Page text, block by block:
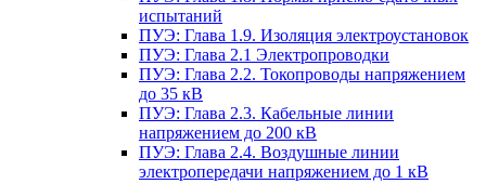
испытаний
ПУЭ: Глава 1.9. Изоляция электроустановок
ПУЭ: Глава 2.1 Электропроводки
ПУЭ: Глава 2.2. Токопроводы напряжением
до 35 кВ
ПУЭ: Глава 2.3. Кабельные линии
напряжением до 200 кВ
ПУЭ: Глава 2.4. Воздушные линии
электропередачи напряжением до 1 кВ